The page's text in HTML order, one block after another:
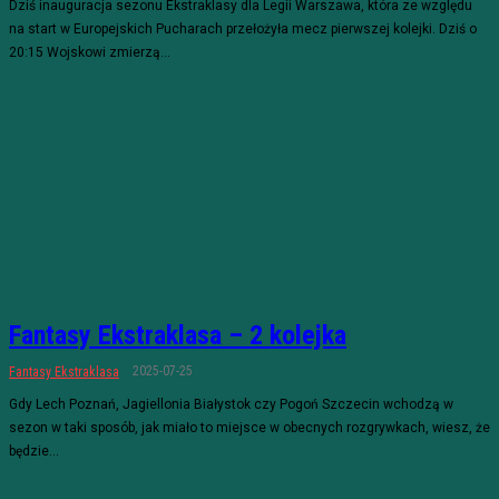
Dziś inauguracja sezonu Ekstraklasy dla Legii Warszawa, która ze względu
na start w Europejskich Pucharach przełożyła mecz pierwszej kolejki. Dziś o
20:15 Wojskowi zmierzą...
Fantasy Ekstraklasa – 2 kolejka
Fantasy Ekstraklasa 2025-07-25
Gdy Lech Poznań, Jagiellonia Białystok czy Pogoń Szczecin wchodzą w
sezon w taki sposób, jak miało to miejsce w obecnych rozgrywkach, wiesz, że
będzie...